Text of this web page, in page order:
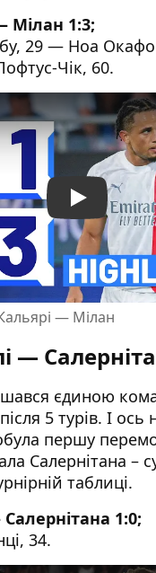
Мілан 1:3;
29 — Ноа
Чік, 60.
Play
— Мілан
—
єдиною
5 турів. І ось
першу
Салернітана –
таблиці.
1:0;
34.